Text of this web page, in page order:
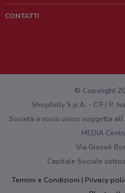
Lavora con noi
Richieste commerciali e marketing
CONTATTI
Hai un malfunzionamento sul web
© Copyright
Shopfully S.p.A. - C.F / P.
Società a socio unico soggetta
MEDIA
Via Giosuè
Capitale Sociale
Termini e Condizioni
Privacy